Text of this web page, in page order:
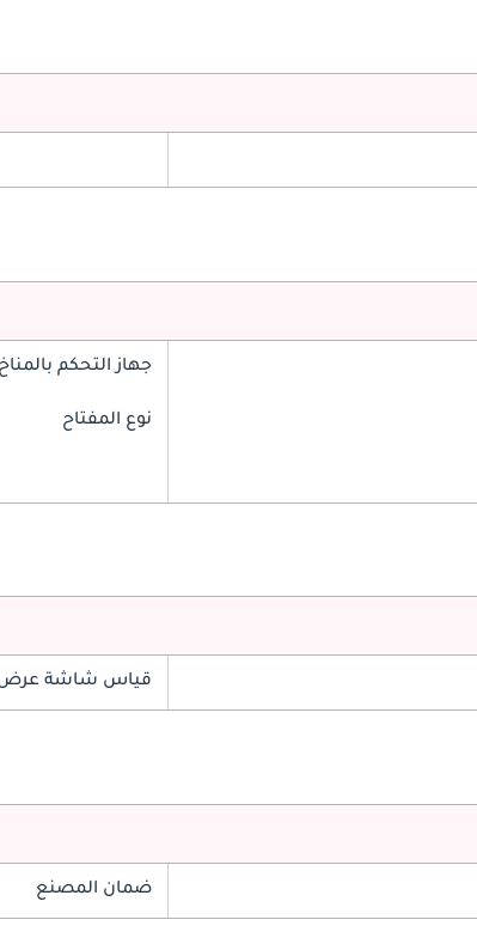
جهاز التحكم بالمناخ
نوع المفتاح
قياس شاشة عرض
ضمان المصنع